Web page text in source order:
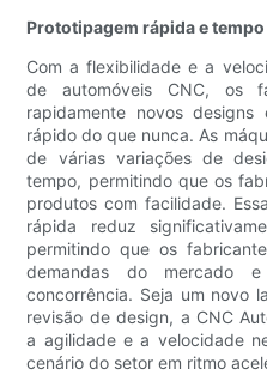
Prototipagem rápida e
Com a flexibilidade e a
de automóveis CNC, os
rapidamente novos
rápido do que nunca. As
de várias variações de
tempo, permitindo que os
produtos com facilidade.
rápida reduz
permitindo que os
demandas do mercado
concorrência. Seja um novo
revisão de design, a CNC
a agilidade e a velocidade
cenário do setor em ritmo